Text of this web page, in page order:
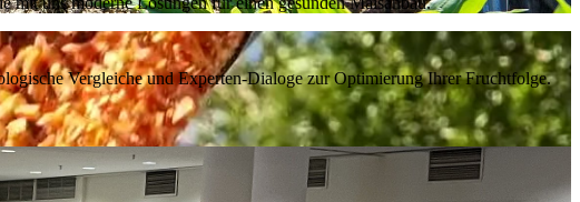
Vergleiche und Experten-Dialoge zur Optimierung Ihrer Fruchtfolge.